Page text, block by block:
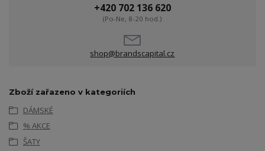
+420 702 136 620
(Po-Ne, 8-20 hod.)
shop@brandscapital.cz
Zboží zařazeno v kategoriích
DÁMSKÉ
% AKCE
ŠATY